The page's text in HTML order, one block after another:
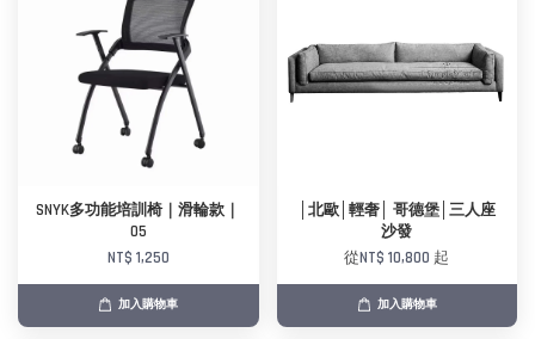
SNYK多功能培訓椅｜滑輪款｜
05
NT$ 1,250
加入購物車
│北歐│輕奢│ 哥德堡│三人座
沙發
從NT$ 10,800 起
加入購物車